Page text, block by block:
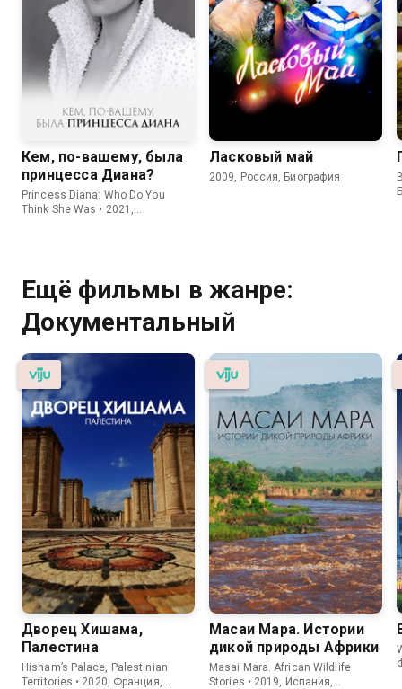
Кем, по-вашему, была
принцесса Диана?
Princess Diana: Who Do You
Think She Was • 2021,
Ласковый май
2009, Россия, Биография
Ещё фильмы в жанре:
Документальный
Дворец Хишама,
Палестина
Hisham’s Palace, Palestinian
Territories • 2020, Франция,
Масаи Мара. Истории
дикой природы Африки
Masai Mara. African Wildlife
Stories • 2019, Испания,